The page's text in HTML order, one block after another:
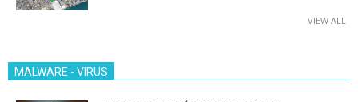
VIEW ALL
MALWARE - VIRUS